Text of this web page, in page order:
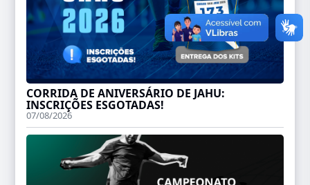
CORRIDA DE ANIVERSÁRIO DE JAHU:
INSCRIÇÕES ESGOTADAS!
07/08/2026